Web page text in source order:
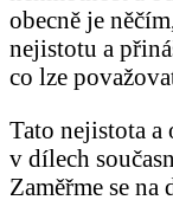
obecně je
nejistotu a
co lze
Tato nejistota
v dílech
Zaměřme se